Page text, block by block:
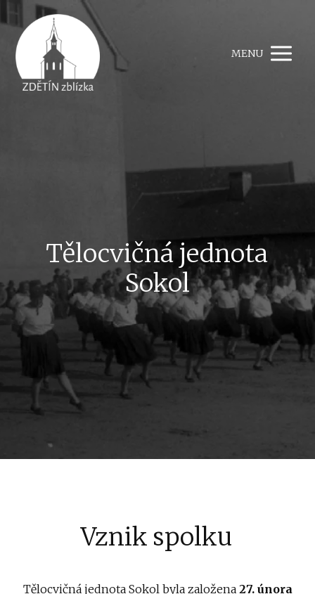
MENU
Tělocvičná jednota
Sokol
Vznik spolku
Tělocvičná jednota Sokol byla založena 27. února